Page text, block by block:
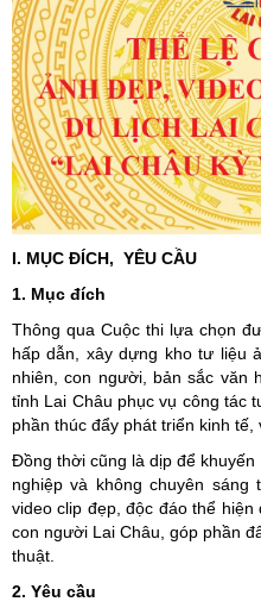
I. MỤC ĐÍCH, YÊU CẦU
1. Mục đích
Thông qua Cuộc thi lựa chọn
hấp dẫn, xây dựng kho tư liệu
nhiên, con người, bản sắc văn
tỉnh Lai Châu phục vụ công tác
phần thúc đẩy phát triển kinh tế,
Đồng thời cũng là dịp để
nghiệp và không chuyên sáng
video clip đẹp, độc đáo thể hiện
con người Lai Châu, góp phần
thuật.
2. Yêu cầu